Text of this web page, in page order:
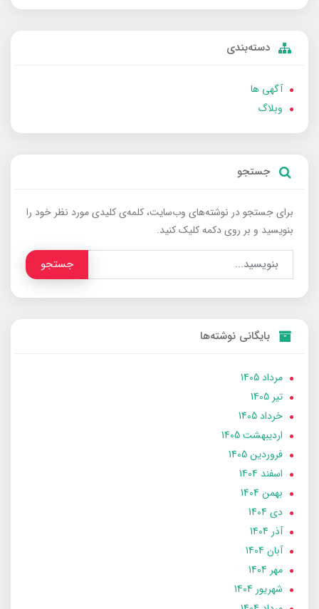
دسته‌بندی
آگهی ها
وبلاگ
جستجو
برای جستجو در نوشته‌های وب‌سایت، کلمه‌ی کلیدی مورد نظر خود را
بنویسید و بر روی دکمه کلیک کنید.
جستجو
بایگانی نوشته‌ها
مرداد 1405
تير 1405
خرداد 1405
ارديبهشت 1405
فروردین 1405
اسفند 1404
بهمن 1404
دی 1404
آذر 1404
آبان 1404
مهر 1404
شهریور 1404